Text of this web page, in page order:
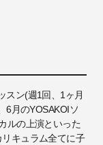
スン(週1回、1ヶ月
6⽉のYOSAKOIソ
ルの上演といった
キュラム全てに⼦